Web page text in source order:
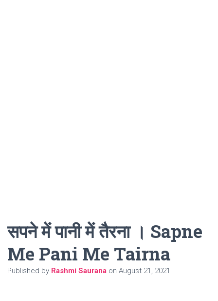
सपने में पानी में तैरना । Sapne
Me Pani Me Tairna
Published by Rashmi Saurana on August 21, 2021